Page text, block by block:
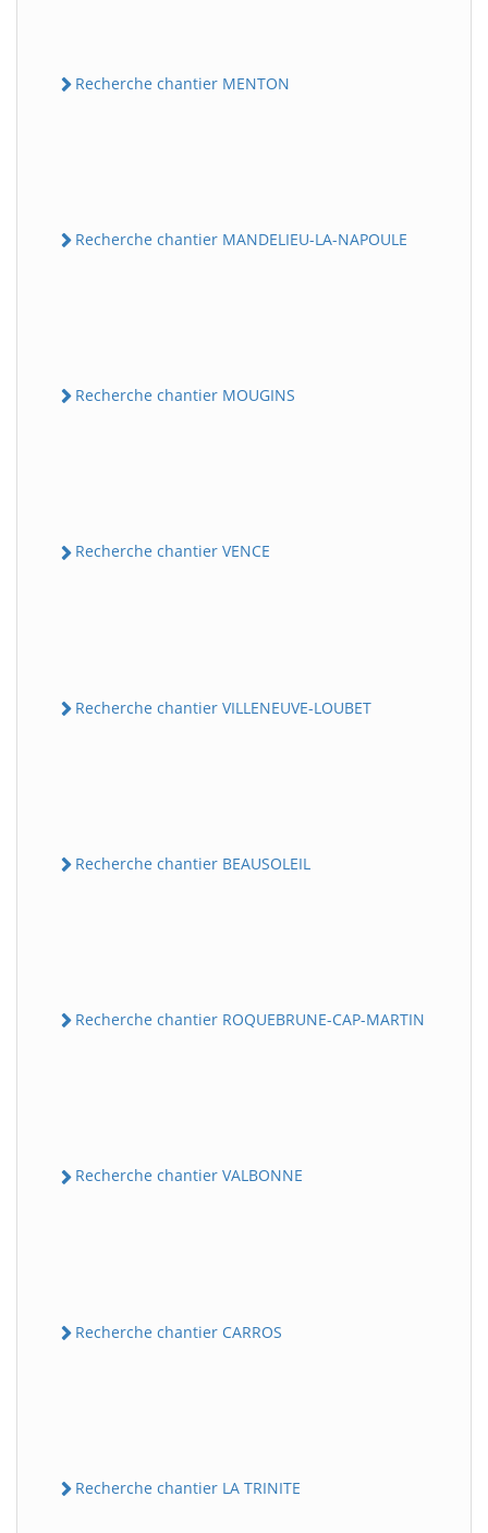
Recherche chantier MENTON
Recherche chantier MANDELIEU-LA-NAPOULE
Recherche chantier MOUGINS
Recherche chantier VENCE
Recherche chantier VILLENEUVE-LOUBET
Recherche chantier BEAUSOLEIL
Recherche chantier ROQUEBRUNE-CAP-MARTIN
Recherche chantier VALBONNE
Recherche chantier CARROS
Recherche chantier LA TRINITE